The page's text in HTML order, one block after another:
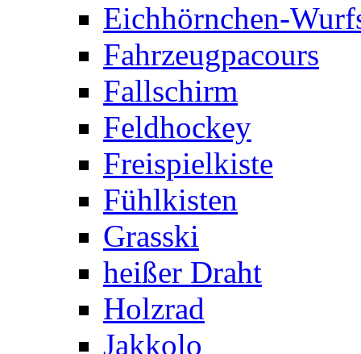
Eichhörnchen-
Fahrzeugpacours
Fallschirm
Feldhockey
Freispielkiste
Fühlkisten
Grasski
heißer Draht
Holzrad
Jakkolo